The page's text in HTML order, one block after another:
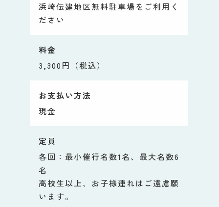
浜崎伝建地区無料駐車場をご利用く
ださい
料金
3,300円（税込）
お支払い方法
現金
定員
各回：最小催行名数1名、最大名数6
名
高校生以上、お子様連れはご遠慮願
います。